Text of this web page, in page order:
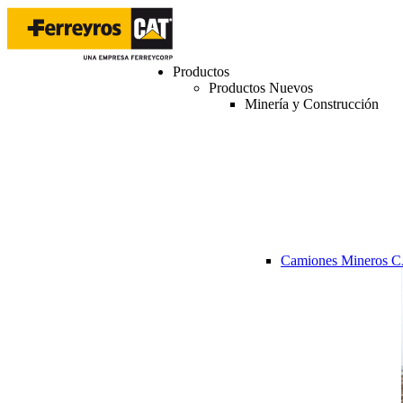
Productos
Productos Nuevos
Minería y Construcción
Camiones Mineros